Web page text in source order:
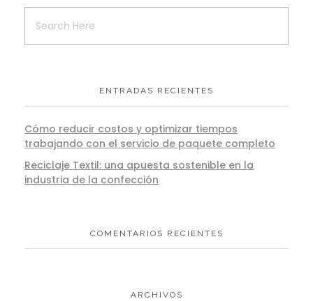
ENTRADAS RECIENTES
Cómo reducir costos y optimizar tiempos
trabajando con el servicio de paquete completo
Reciclaje Textil: una apuesta sostenible en la
industria de la confección
COMENTARIOS RECIENTES
ARCHIVOS